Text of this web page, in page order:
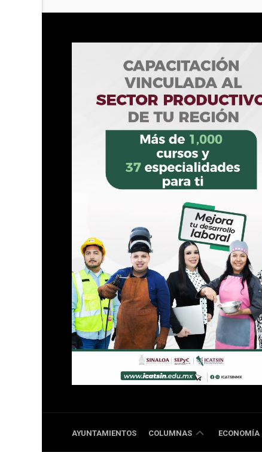
AYUNTAMIENTOS COLUMNAS
RR
ECONOMÍA